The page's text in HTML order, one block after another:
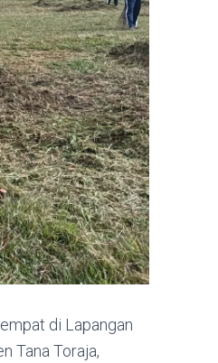
di Lapangan
Tana Toraja,